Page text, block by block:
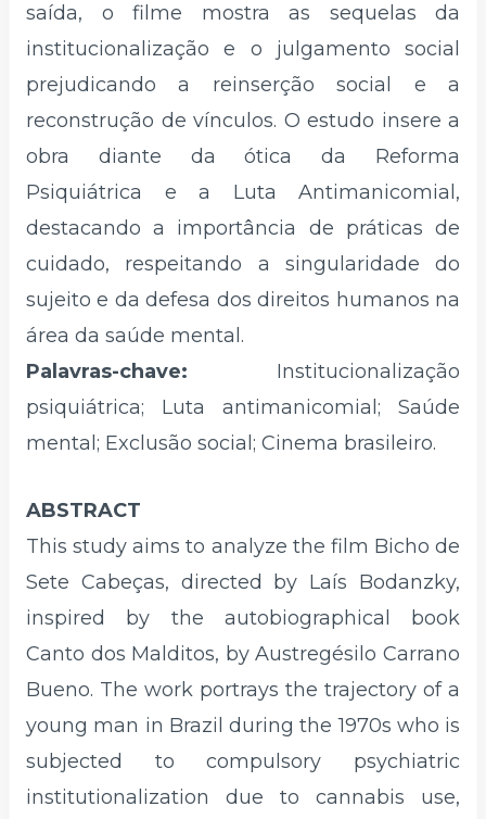
saída, o filme mostra as sequelas da
institucionalização e o julgamento social
prejudicando a reinserção social e a
reconstrução de vínculos. O estudo insere a
obra diante da ótica da Reforma
Psiquiátrica e a Luta Antimanicomial,
destacando a importância de práticas de
cuidado, respeitando a singularidade do
sujeito e da defesa dos direitos humanos na
área da saúde mental.
Palavras-chave: Institucionalização
psiquiátrica; Luta antimanicomial; Saúde
mental; Exclusão social; Cinema brasileiro.
ABSTRACT
This study aims to analyze the film Bicho de
Sete Cabeças, directed by Laís Bodanzky,
inspired by the autobiographical book
Canto dos Malditos, by Austregésilo Carrano
Bueno. The work portrays the trajectory of a
young man in Brazil during the 1970s who is
subjected to compulsory psychiatric
institutionalization due to cannabis use,